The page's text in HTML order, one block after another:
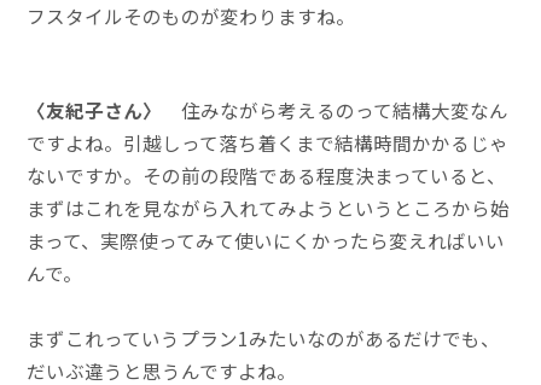
フスタイルそのものが変わりますね。
〈友紀子さん〉
住みながら考えるのって結構大変なん
ですよね。引越しって落ち着くまで結構時間かかるじゃ
ないですか。その前の段階である程度決まっていると、
まずはこれを見ながら入れてみようというところから始
まって、実際使ってみて使いにくかったら変えればいい
んで。
まずこれっていうプラン1みたいなのがあるだけでも、
だいぶ違うと思うんですよね。